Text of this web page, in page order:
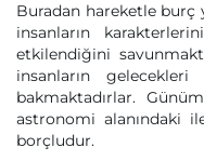
Buradan hareketle
insanların
etkilendiğini
insanların
bakmaktadırlar.
astronomi alanındaki
borçludur.